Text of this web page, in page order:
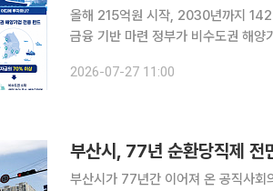
올해 215억원 시작, 2030년까지
금융 기반 마련 정부가 비수도권 해양기업에 집중적으로 투자하는 첫 정책펀드를 출범시켰다. 해양
2026-07-27 11:00
부산시, 77년 순환당직제 전
부산시가 77년간 이어져 온 공직사회